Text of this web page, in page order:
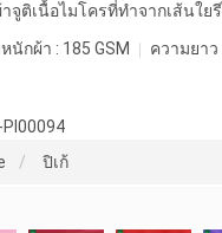
จูติเนื้อไมโครที่ทำจากเส้นใย
นักผ้า : 185 GSM ความยาว
ปิเก้